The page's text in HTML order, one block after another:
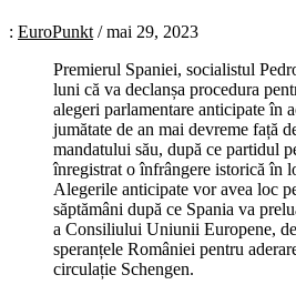
: EuroPunkt /mai 29, 2023
Premierul Spaniei, socialistul
luni că va declanșa procedura
alegeri parlamentare anticipate în
jumătate de an mai devreme față
mandatului său, după ce partidul
înregistrat o înfrângere istorică în
Alegerile anticipate vor avea loc
săptămâni după ce Spania va
a Consiliului Uniunii Europene, de
speranțele României pentru
circulație Schengen.